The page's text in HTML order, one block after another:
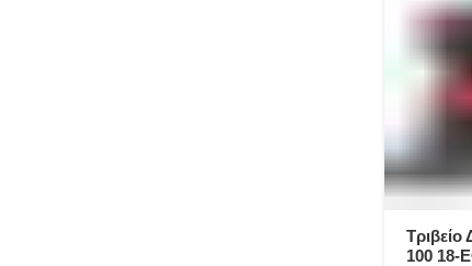
Τριβείο
100 18-